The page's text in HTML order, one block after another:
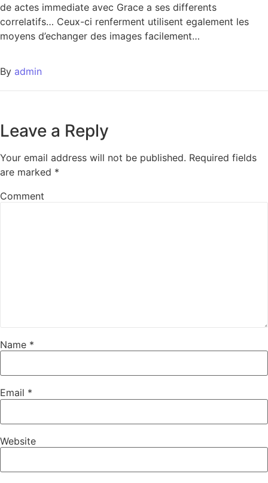
de actes immediate avec Grace a ses differents
correlatifs… Ceux-ci renferment utilisent egalement les
moyens d’echanger des images facilement…
By admin
Leave a Reply
Your email address will not be published. Required fields
are marked *
Comment
Name *
Email *
Website